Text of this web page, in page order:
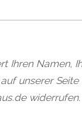
Ihren Namen,
unserer
widerrufen.